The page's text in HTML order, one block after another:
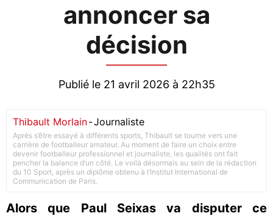
annoncer sa
décision
Publié le 21 avril 2026 à 22h35
Thibault Morlain-Journaliste
Après s’être essayé à différents sports, Thibault se tourne vers une
carrière de footballeur amateur. Au moment de faire un choix entre
devenir footballeur professionnel et journaliste, les qualités ont fait
pencher la balance d’un côté. Le voilà désormais au sein de la rédaction
du 10 Sport, après un diplôme obtenu à l’Institut International de
Communication de Paris.
Alors que Paul Seixas va disputer ce